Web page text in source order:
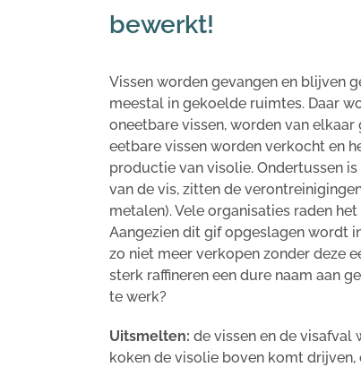
bewerkt!
Vissen worden gevangen en blijven
meestal in gekoelde ruimtes. Daar
oneetbare vissen, worden van
eetbare vissen worden verkocht en
productie van visolie. Ondertussen
van de vis, zitten de
metalen). Vele organisaties raden
Aangezien dit gif opgeslagen wordt
zo niet meer verkopen zonder deze
sterk raffineren een dure naam aan
te werk?
Uitsmelten: de vissen en de
koken de visolie boven komt